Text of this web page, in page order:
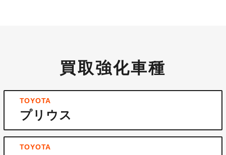
買取強化車種
TOYOTA
プリウス
TOYOTA